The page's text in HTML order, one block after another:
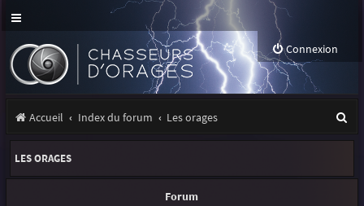
Connexion
Accueil Index du forum Les orages
e
LES ORAGES
Forum